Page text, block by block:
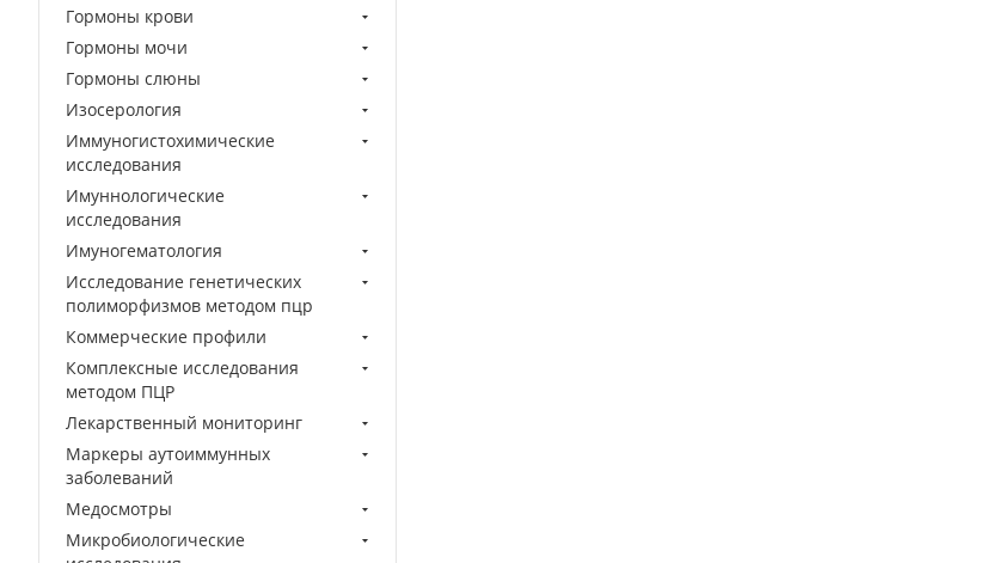
Гормоны крови
Гормоны мочи
Гормоны слюны
Изосерология
Иммуногистохимические
исследования
Имуннологические
исследования
Имуногематология
Исследование генетических
полиморфизмов методом пцр
Коммерческие профили
Комплексные исследования
методом ПЦР
Лекарственный мониторинг
Маркеры аутоиммунных
заболеваний
Медосмотры
Микробиологические